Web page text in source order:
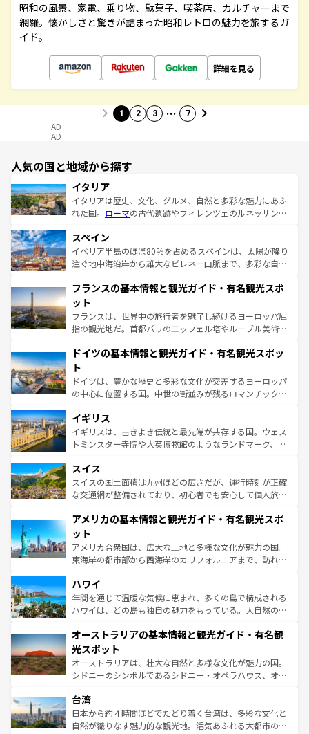
昭和の風景、家電、乗り物、駄菓子、喫茶店、カルチャーまで
網羅。懐かしさと驚きが詰まった昭和レトロの魅力を旅するガ
イド。
詳細を見る
1 2 3 … 7
AD
AD
人気の国と地域から探す
イタリア
イタリアは歴史、文化、グルメ、自然と多彩な魅力にあふ
れた国。 ローマの古代遺跡やフィレンツェのルネッサンス
ろん、トスカーナの美しい田園風景やアマルフィ海岸の絶
景など、自然景観も見逃せない。観光の合間には、本場の
ピザやパスタなど、絶品のイタリア料理を堪能することも
ませてくれるイタリアで、忘れられない旅をしてみよう！
なお、新着のイタリア情報は
しい。
スペイン
イベリア半島のほぼ80％を占めるスペインは、太陽が降り
注ぐ地中海沿岸から雄大なピレネー山脈まで、多彩な自然
文化が根付くこの国では、情熱的なフラメンコ、熱気あふ
れる闘牛、そして美味しいタパスが生活の一部となってい
る。首都マドリードの洗練された雰囲気や、バルセロナの
アートに溢れた街角から、地方では古代ローマ遺跡や中世
せる。地方によって風土や気候が異なるスペインはその個
ンテンツ一覧 を参照してほしい。
フランスの基本情報と観光ガイド・有名観光スポ
ット
フランスは、世界中の旅行者を魅了し続けるヨーロッパ屈
指の観光地だ。首都パリのエッフェル塔やルーブル美術館
で、幅広い魅力が詰まっている。華麗な宮殿、歴史的な大
聖堂、美しいビーチ、そして豊かな自然が、訪れる者を心
から魅了する。また、フランスは美食の国としても知ら
れ、フランス料理はユネスコ無形文化遺産にも登録されて
香り高いラベンダー畑など、多彩な楽しみ方が可能だ。さ
らに、パリ以外の地域にも魅力が溢れており、どの街角に
も豊かな歴史と文化が息づいている。パリ以外の個性あふ
を参照してほしい。
ドイツの基本情報と観光ガイド・有名観光スポッ
ト
ドイツは、豊かな歴史と多彩な文化が交差するヨーロッパ
の中心に位置する国。中世の街並みが残るロマンチック街
顔を持つこの国は、どこを歩いても飽きることがない。ベ
ルリンの文化的活気、バイエルン州のアルプスの絶景、そ
してライン川沿いのワイン畑といった風景は必見。ビール
は、お酒好きな人にはぜひ体験してほしい。 なお、新着の
ドイツ情報はコンテンツ一覧を参照してほしい。
イギリス
イギリスは、古きよき伝統と最先端が共存する国。ウェス
トミンスター寺院や大英博物館のようなランドマーク、歴
リアごとに異なる魅力がある。また、優雅なアフタヌーン
ティー、ビール好きにはたまらない英国パブ、サッカー観
戦など、本場だからこそできる体験も豊富。イギリスを旅
ンツ一覧を参照してほしい。
スイス
スイスの国土面積は九州ほどの広さだが、運行時刻が正確
な交通網が整備されており、初心者でも安心して個人旅行
の建物がそのまま残る町や、スイスならではのユニークな
博物館もあり、アルプス観光だけでなく町歩きも満喫する
ことができる。国民の所得が高いため物価も高いが、旅行
者向けの交通パス提供のサービスもあり、うまく活用すれ
着のスイス情報は
アメリカの基本情報と観光ガイド・有名観光スポ
ット
アメリカ合衆国は、広大な土地と多様な文化が魅力の国。
東海岸の都市部から西海岸のカリフォルニアまで、訪れる
のような巨大都市は、観光、ショッピング、エンターテイ
ンメントが詰まった刺激的なスポットだ。一方、アメリカ
西部には大自然が広がり、グランドキャニオンやイエロー
部のニューオーリンズでは、音楽と美食が融合した独特の
文化が魅力。旅行者はアメリカの各地域で異なる魅力を楽
しみながら、その多様性と豊かな歴史を感じることができ
るだろう。車でのロードトリップや列車の旅も、アメリカ
情報は
ハワイ
年間を通じて温暖な気候に恵まれ、多くの島で構成される
ハワイは、どの島も独自の魅力をもっている。大自然の神
ワイ島は見逃せない。また、定番の観光地といえばオアフ
島だが、静かな自然を求めるならマウイ島やカウアイ島が
おすすめ。エメラルドグリーンに輝く海をはじめ、豊かな
文化や歴史が息づいている。「アロハスピリット」と呼ば
人々、おいしいローカルフードやハワイアンミュージッ
ク、伝統的なフラダンスなど、すべてがハワイの魅力を彩
っている。訪れるたびに新しい発見と感動が待っているハ
オーストラリアの基本情報と観光ガイド・有名観
光スポット
オーストラリアは、壮大な自然と多様な文化が魅力の国。
シドニーのシンボルであるシドニー・オペラハウス、オー
リアリーフや大陸中央部にそびえるウルル（エアーズロッ
ク）、タスマニアの美しい原生林やケアンズの熱帯雨林な
ど、見どころがたくさん。また、カフェやワイン、オージ
台湾
日本から約４時間ほどでたどり着く台湾は、多彩な文化と
自然が織りなす魅力的な観光地。活気あふれる大都市の台